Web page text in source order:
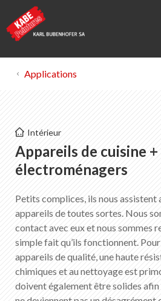
Appareils de cuisine +
Portrait de KABE Peintures
Téléchargements
Points de vente
DE
FR EN IT
Applications
Intérieur
Appareils de cuisine +
électroménagers
Petits complices, ils nous assistent
appareils de toutes sortes. Nous
contact avec eux et nous sommes
simple fait qu’ils fonctionnent.
appareils de qualité, une haute
chimiques et au nettoyage est
doivent également être solides